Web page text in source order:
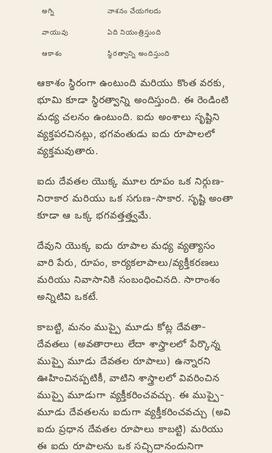
అగ్ని నాశనం చేయగలదు
వాయువు ఏది నియంత్రిస్తుంది
ఆకాశం స్థిరత్వాన్ని అందిస్తుంది
ఆకాశం స్థిరంగా ఉంటుంది మరియు కొంత వరకు,
భూమి కూడా స్థిరత్వాన్ని అందిస్తుంది. ఈ రెండింటి
మధ్య చలనం ఉంటుంది. ఐదు అంశాలు సృష్టిని
వ్యక్తపరచినట్లు, భగవంతుడు ఐదు రూపాలలో
వ్యక్తమవుతారు.
ఐదు దేవతల యొక్క మూల రూపం ఒక నిర్గుణ-
నిరాకార మరియు ఒక సగుణ-సాకార. సృష్టి అంతా
కూడా ఆ ఒక్క భగవత్తత్త్వమే.
దేవుని యొక్క ఐదు రూపాల మధ్య వ్యత్యాసం
వారి పేరు, రూపం, కార్యకలాపాలు/వ్యక్తీకరణలు
మరియు నివాసానికి సంబంధించినది. సారాంశం
అన్నిటివి ఒకటే.
కాబట్టి, మనం ముప్పై మూడు కోట్ల దేవతా-
దేవతలు (అవతారాలు లేదా శాస్త్రాలలో పేర్కొన్న
ముప్పై మూడు దేవతల రూపాలు) ఉన్నారని
ఊహించినప్పటికీ, వాటిని శాస్త్రాలలో వివరించిన
ముప్పై మూడుగా వ్యక్తీకరించవచ్చు. ఈ ముప్పై-
మూడు దేవతలను ఐదుగా వ్యక్తీకరించవచ్చు (అవి
ఐదు ప్రధాన దేవతల రూపాలు కాబట్టి) మరియు
ఈ ఐదు రూపాలను ఒక సచ్చిదానందునిగా